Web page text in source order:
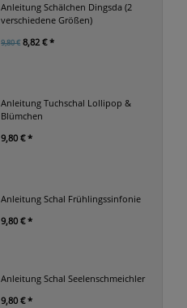
Anleitung Schälchen Dingsda (2
verschiedene Größen)
9,80 € 8,82 € *
Anleitung Tuchschal Lollipop &
Blümchen
9,80 € *
Anleitung Schal Frühlingssinfonie
9,80 € *
Anleitung Schal Seelenschmeichler
9,80 € *